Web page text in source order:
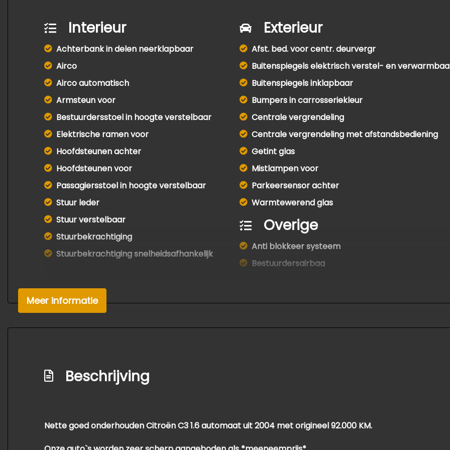
Interieur
Achterbank in delen neerklapbaar
Airco
Airco automatisch
Armsteun voor
Bestuurdersstoel in hoogte verstelbaar
Elektrische ramen voor
Hoofdsteunen achter
Hoofdsteunen voor
Passagiersstoel in hoogte verstelbaar
Stuur leder
Stuur verstelbaar
Stuurbekrachtiging
Stuurbekrachtiging snelheidsafhankelijk
Exterieur
Afst. bed. voor centr. deurvergr
Buitenspiegels elektrisch verstel- en
Buitenspiegels inklapbaar
Bumpers in carrosseriekleur
Centrale vergrendeling
Centrale vergrendeling met afstandsbediening
Getint glas
Mistlampen voor
Parkeersensor achter
Warmtewerend glas
Overige
Anti blokkeer systeem
Bestuurdersairbag
Passagiersairbag
Meer informatie
Beschrijving
Nette goed onderhouden Citroën C3 1.6 automaat uit 2004 met origineel 92.000 KM.